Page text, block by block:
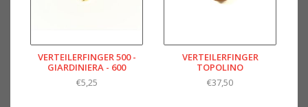
VERTEILERFINGER 500 -
GIARDINIERA - 600
€5,25
VERTEILERFINGER
TOPOLINO
€37,50